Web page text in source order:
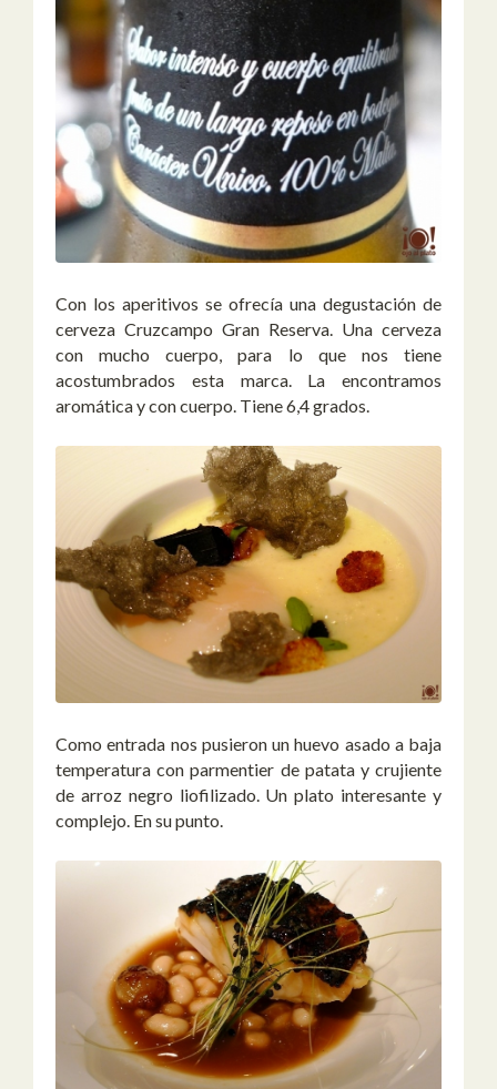
Con los aperitivos se ofrecía una degustación de
cerveza Cruzcampo Gran Reserva. Una cerveza
con mucho cuerpo, para lo que nos tiene
acostumbrados esta marca. La encontramos
aromática y con cuerpo. Tiene 6,4 grados.
Como entrada nos pusieron un huevo asado a baja
temperatura con parmentier de patata y crujiente
de arroz negro liofilizado. Un plato interesante y
complejo. En su punto.